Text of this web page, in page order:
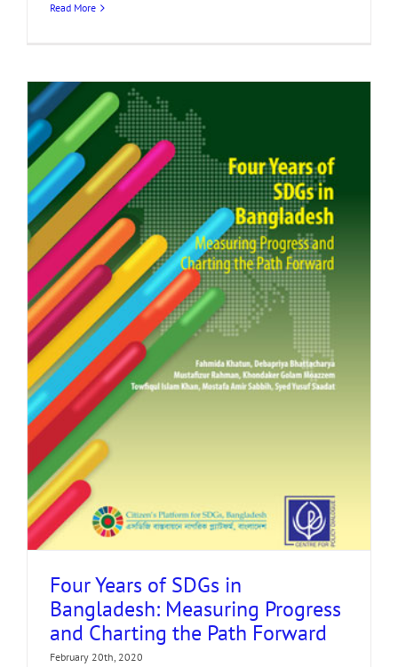
Read More
Four Years of SDGs in
Bangladesh: Measuring Progress
and Charting the Path Forward
February 20th, 2020